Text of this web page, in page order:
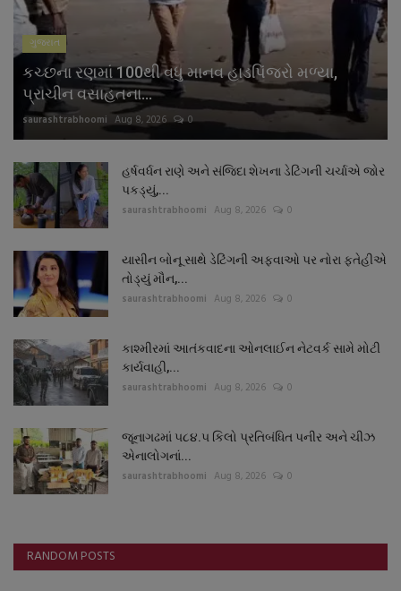
ગુજરાત
કચ્છના રણમાં 100થી વધુ માનવ હાડપિંજરો મળ્યા,
પ્રાચીન વસાહતના...
saurashtrabhoomi Aug 8, 2026 0
હર્ષવર્ધન રાણે અને સંજિદા શેખના ડેટિંગની ચર્ચાએ જોર
પકડ્યું,...
saurashtrabhoomi Aug 8, 2026 0
યાસીન બોનૂ સાથે ડેટિંગની અફવાઓ પર નોરા ફતેહીએ
તોડ્યું મૌન,...
saurashtrabhoomi Aug 8, 2026 0
કાશ્મીરમાં આતંકવાદના ઓનલાઈન નેટવર્ક સામે મોટી
કાર્યવાહી,...
saurashtrabhoomi Aug 8, 2026 0
જૂનાગઢમાં ૫૮૪.૫ કિલો પ્રતિબંધિત પનીર અને ચીઝ
એનાલોગનાં...
saurashtrabhoomi Aug 8, 2026 0
RANDOM POSTS